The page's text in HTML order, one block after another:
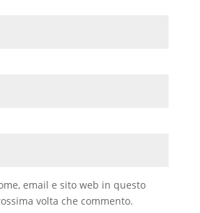
email e sito web in questo
volta che commento.